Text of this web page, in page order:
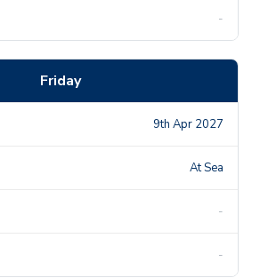
-
Friday
9th Apr 2027
At Sea
-
-